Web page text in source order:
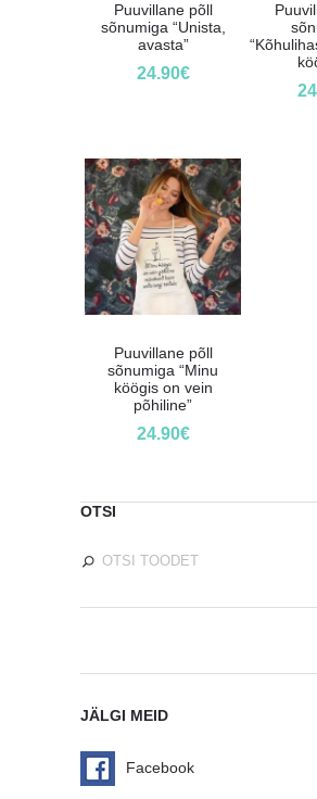
Puuvillane põll
sõnumiga “Unista,
avasta”
24.90€
Puuvillane põll
sõnumiga “Minu
köögis on vein
põhiline”
24.90€
OTSI
JÄLGI MEID
Facebook